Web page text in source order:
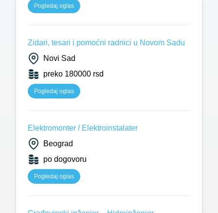
Pogledaj oglas
Zidari, tesari i pomoćni radnici u Novom Sadu
Novi Sad
preko 180000 rsd
Pogledaj oglas
Elektromonter / Elektroinstalater
Beograd
po dogovoru
Pogledaj oglas